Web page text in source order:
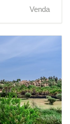
Venda